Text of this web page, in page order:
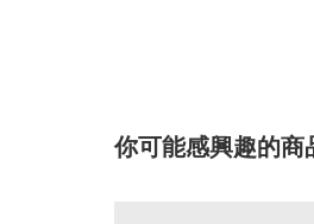
你可能感興趣的商